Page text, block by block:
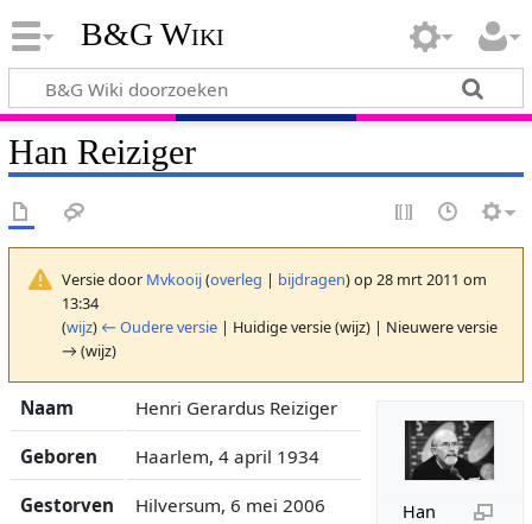
B&G Wiki
Han Reiziger
Versie door Mvkooij(overleg | bijdragen)op 28 mrt 2011 om
13:34
(wijz) ← Oudere versie| Huidige versie (wijz) | Nieuwere versie
→ (wijz)
Han
Naam Henri Gerardus Reiziger
Geboren Haarlem, 4 april 1934
Gestorven Hilversum, 6 mei 2006